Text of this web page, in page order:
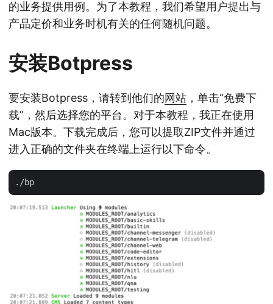
的业务提供用例。为了本教程，我们希望用户提出与
产品定价和业务时机有关的任何随机问题。
安装Botpress
要安装Botpress，请转到他们的网站 ，单击“免费下
载”，然后选择您的平台。对于本教程，我正在使用
Mac版本。下载完成后，您可以提取ZIP文件并通过
进入正确的文件夹在终端上运行以下命令。